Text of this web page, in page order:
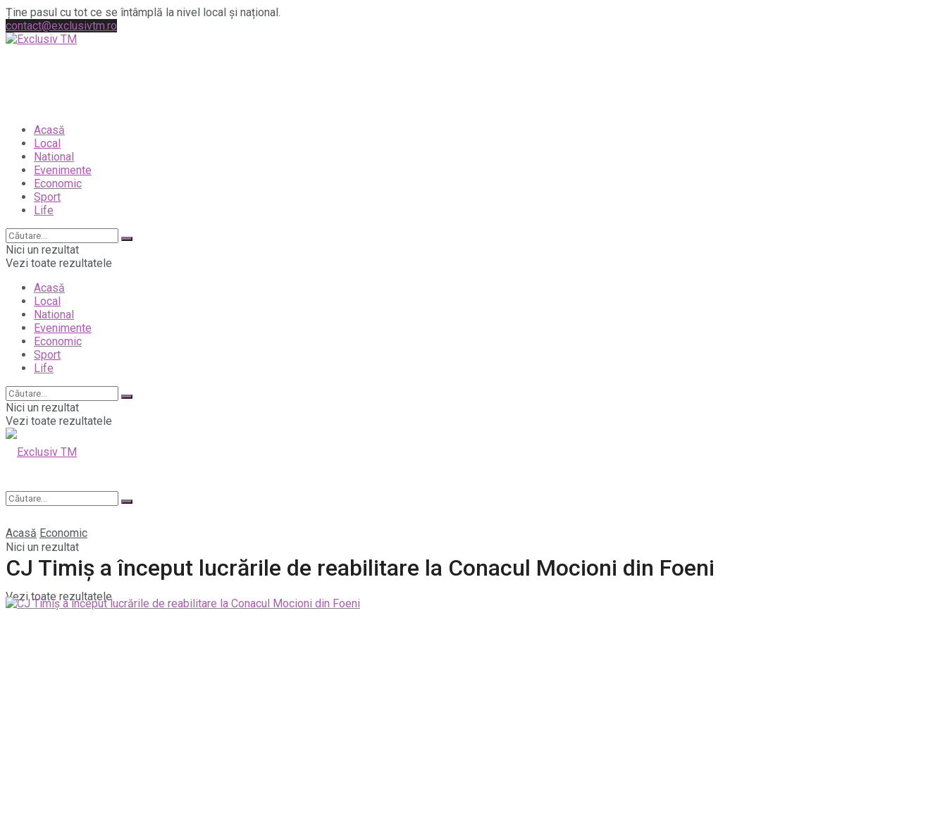
Ține pasul cu tot ce se întâmplă la nivel local și național.
contact@exclusivtm.ro
Acasă
Local
National
Evenimente
Economic
Sport
Life
Nici un rezultat
Vezi toate rezultatele
Acasă
Local
National
Evenimente
Economic
Sport
Life
Nici un rezultat
Vezi toate rezultatele
Nici un rezultat
Vezi toate rezultatele
Acasă Economic
CJ Timiș a început lucrările de reabilitare la Conacul Mocioni din Foeni